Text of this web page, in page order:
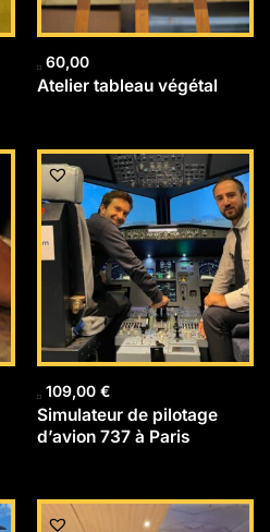
60,00
Atelier tableau végétal
109,00 €
Simulateur de pilotage
d’avion 737 à Paris